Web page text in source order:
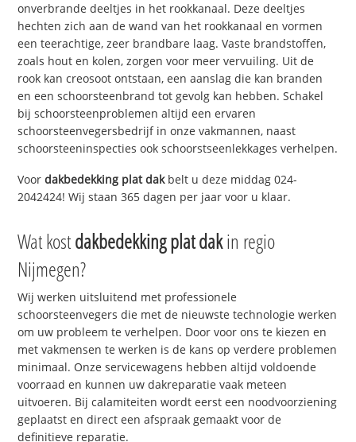
onverbrande deeltjes in het rookkanaal. Deze deeltjes
hechten zich aan de wand van het rookkanaal en vormen
een teerachtige, zeer brandbare laag. Vaste brandstoffen,
zoals hout en kolen, zorgen voor meer vervuiling. Uit de
rook kan creosoot ontstaan, een aanslag die kan branden
en een schoorsteenbrand tot gevolg kan hebben. Schakel
bij schoorsteenproblemen altijd een ervaren
schoorsteenvegersbedrijf in onze vakmannen, naast
schoorsteeninspecties ook schoorstseenlekkages verhelpen.
Voordakbedekking plat dakbelt u deze middag 024-
2042424! Wij staan 365 dagen per jaar voor u klaar.
Wat kostdakbedekking plat dakin regio
Nijmegen?
Wij werken uitsluitend met professionele
schoorsteenvegers die met de nieuwste technologie werken
om uw probleem te verhelpen. Door voor ons te kiezen en
met vakmensen te werken is de kans op verdere problemen
minimaal. Onze servicewagens hebben altijd voldoende
voorraad en kunnen uw dakreparatie vaak meteen
uitvoeren. Bij calamiteiten wordt eerst een noodvoorziening
geplaatst en direct een afspraak gemaakt voor de
definitieve reparatie.